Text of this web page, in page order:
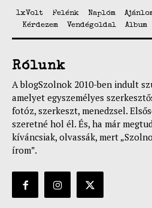
1xVolt Felénk Naplóm
Kérdezem
Vendégoldal Album
Rólunk
A blogSzolnok 2010-ben indult
amelyet egyszemélyes
fotóz, szerkeszt, menedzsel.
szeretné hol él. És, ha már
kíváncsiak, olvassák, mert
írom”.